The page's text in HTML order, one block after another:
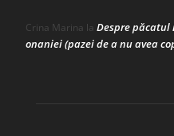
Crina Marina la Despre
onaniei (pazei de a nu avea